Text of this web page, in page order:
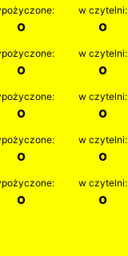
0
w czytelni:
0
0
w czytelni:
0
0
w czytelni:
0
0
w czytelni:
0
0
w czytelni:
0